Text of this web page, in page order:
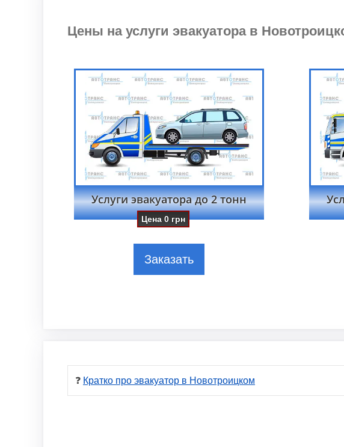
Цены на услуги эвакуатора в
Услуги эвакуатора до 2 тонн
Цена0 грн
Заказать
❓ Кратко про эвакуатор в Новотроицком